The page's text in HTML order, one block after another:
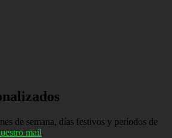
de semana, días festivos y períodos de
mail.